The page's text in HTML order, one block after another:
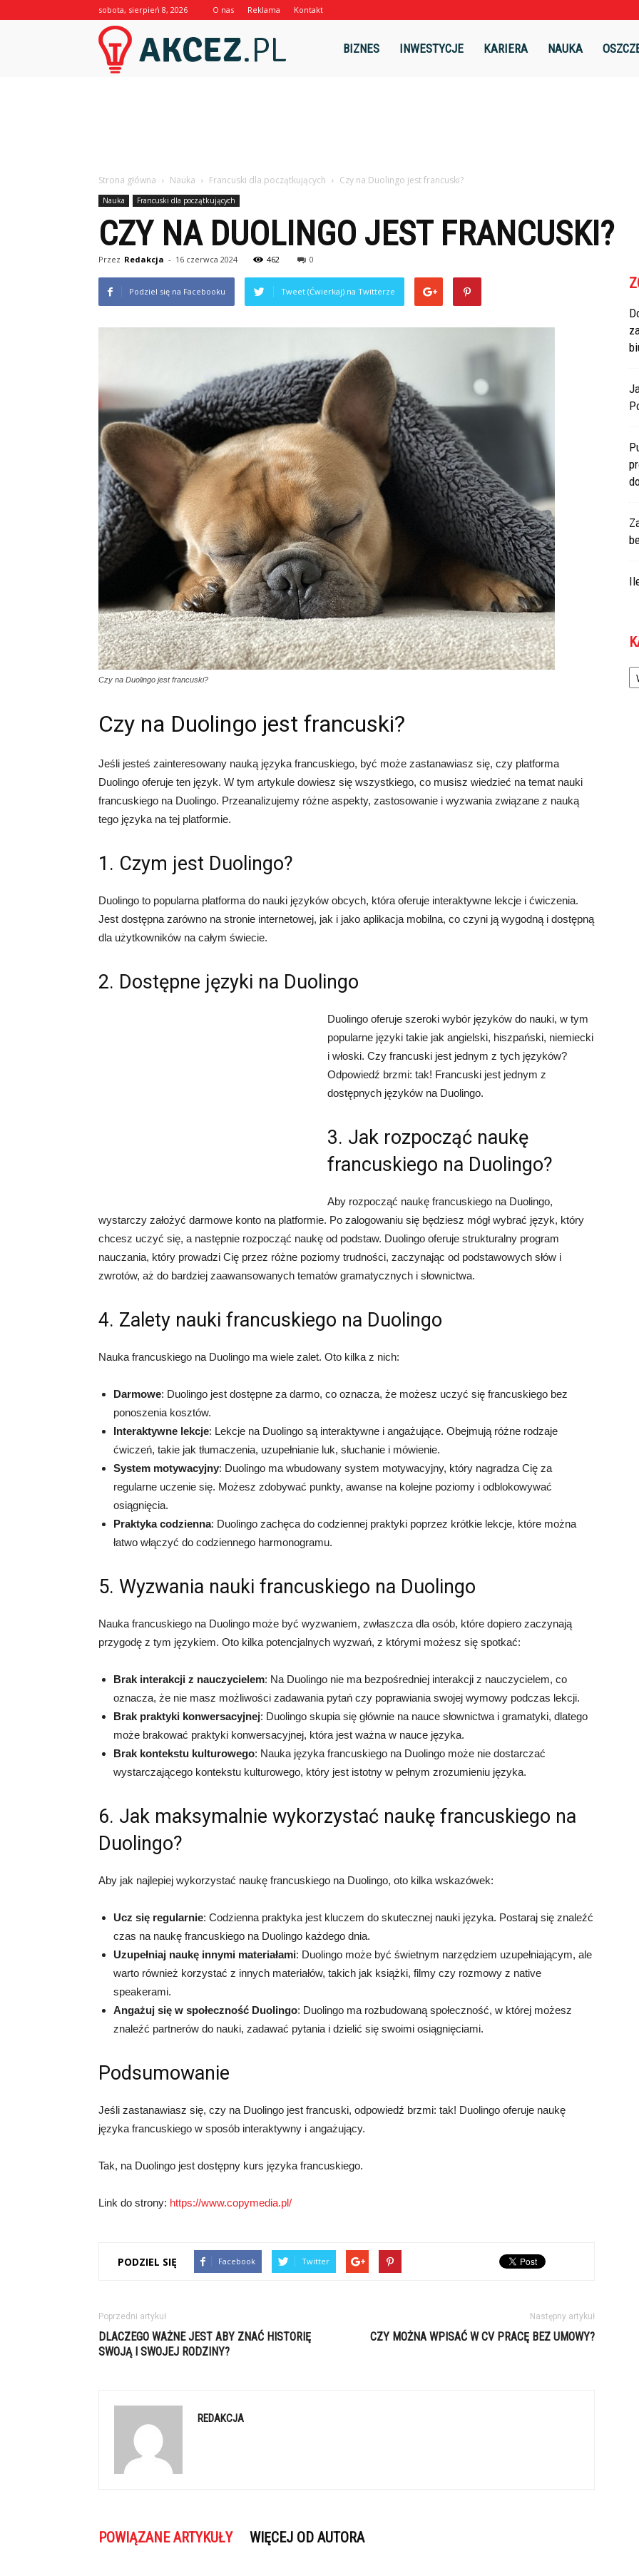
sobota, sierpień 8, 2026 O nas Reklama Kontakt
BIZNES INWESTYCJE KARIERA NAUKA
Strona główna Nauka Francuski dla początkujących Czy na Duolingo jest francuski?
Nauka Francuski dla początkujących
CZY NA DUOLINGO JEST FRANCUSKI?
Przez Redakcja - 16 czerwca 2024 462 0
Podziel się na Facebooku Tweet (Ćwierkaj) na Twitterze
Czy na Duolingo jest francuski?
Czy na Duolingo jest francuski?
Jeśli jesteś zainteresowany nauką języka francuskiego, być może zastanawiasz się, czy platforma
Duolingo oferuje ten język. W tym artykule dowiesz się wszystkiego, co musisz wiedzieć na temat nauki
francuskiego na Duolingo. Przeanalizujemy różne aspekty, zastosowanie i wyzwania związane z nauką
tego języka na tej platformie.
1. Czym jest Duolingo?
Duolingo to popularna platforma do nauki języków obcych, która oferuje interaktywne lekcje i ćwiczenia.
Jest dostępna zarówno na stronie internetowej, jak i jako aplikacja mobilna, co czyni ją wygodną i dostępną
dla użytkowników na całym świecie.
2. Dostępne języki na Duolingo
Duolingo oferuje szeroki wybór języków do nauki, w tym
popularne języki takie jak angielski, hiszpański, niemiecki
i włoski. Czy francuski jest jednym z tych języków?
Odpowiedź brzmi: tak! Francuski jest jednym z
dostępnych języków na Duolingo.
3. Jak rozpocząć naukę
francuskiego na Duolingo?
Aby rozpocząć naukę francuskiego na Duolingo,
wystarczy założyć darmowe konto na platformie. Po zalogowaniu się będziesz mógł wybrać język, który
chcesz uczyć się, a następnie rozpocząć naukę od podstaw. Duolingo oferuje strukturalny program
nauczania, który prowadzi Cię przez różne poziomy trudności, zaczynając od podstawowych słów i
zwrotów, aż do bardziej zaawansowanych tematów gramatycznych i słownictwa.
4. Zalety nauki francuskiego na Duolingo
Nauka francuskiego na Duolingo ma wiele zalet. Oto kilka z nich:
Darmowe: Duolingo jest dostępne za darmo, co oznacza, że możesz uczyć się francuskiego bez
ponoszenia kosztów.
Interaktywne lekcje: Lekcje na Duolingo są interaktywne i angażujące. Obejmują różne rodzaje
ćwiczeń, takie jak tłumaczenia, uzupełnianie luk, słuchanie i mówienie.
System motywacyjny: Duolingo ma wbudowany system motywacyjny, który nagradza Cię za
regularne uczenie się. Możesz zdobywać punkty, awanse na kolejne poziomy i odblokowywać
osiągnięcia.
Praktyka codzienna: Duolingo zachęca do codziennej praktyki poprzez krótkie lekcje, które można
łatwo włączyć do codziennego harmonogramu.
5. Wyzwania nauki francuskiego na Duolingo
Nauka francuskiego na Duolingo może być wyzwaniem, zwłaszcza dla osób, które dopiero zaczynają
przygodę z tym językiem. Oto kilka potencjalnych wyzwań, z którymi możesz się spotkać:
Brak interakcji z nauczycielem: Na Duolingo nie ma bezpośredniej interakcji z nauczycielem, co
oznacza, że nie masz możliwości zadawania pytań czy poprawiania swojej wymowy podczas lekcji.
Brak praktyki konwersacyjnej: Duolingo skupia się głównie na nauce słownictwa i gramatyki, dlatego
może brakować praktyki konwersacyjnej, która jest ważna w nauce języka.
Brak kontekstu kulturowego: Nauka języka francuskiego na Duolingo może nie dostarczać
wystarczającego kontekstu kulturowego, który jest istotny w pełnym zrozumieniu języka.
6. Jak maksymalnie wykorzystać naukę francuskiego na
Duolingo?
Aby jak najlepiej wykorzystać naukę francuskiego na Duolingo, oto kilka wskazówek:
Ucz się regularnie: Codzienna praktyka jest kluczem do skutecznej nauki języka. Postaraj się znaleźć
czas na naukę francuskiego na Duolingo każdego dnia.
Uzupełniaj naukę innymi materiałami: Duolingo może być świetnym narzędziem uzupełniającym, ale
warto również korzystać z innych materiałów, takich jak książki, filmy czy rozmowy z native
speakerami.
Angażuj się w społeczność Duolingo: Duolingo ma rozbudowaną społeczność, w której możesz
znaleźć partnerów do nauki, zadawać pytania i dzielić się swoimi osiągnięciami.
Podsumowanie
Jeśli zastanawiasz się, czy na Duolingo jest francuski, odpowiedź brzmi: tak! Duolingo oferuje naukę
języka francuskiego w sposób interaktywny i angażujący.
Tak, na Duolingo jest dostępny kurs języka francuskiego.
Link do strony: https://www.copymedia.pl/
PODZIEL SIĘ Facebook Twitter
Poprzedni artykuł
DLACZEGO WAŻNE JEST ABY ZNAĆ HISTORIĘ
SWOJĄ I SWOJEJ RODZINY?
Następny artykuł
CZY MOŻNA WPISAĆ W CV PRACĘ BEZ UMOWY?
REDAKCJA
POWIĄZANE ARTYKUŁY WIĘCEJ OD AUTORA